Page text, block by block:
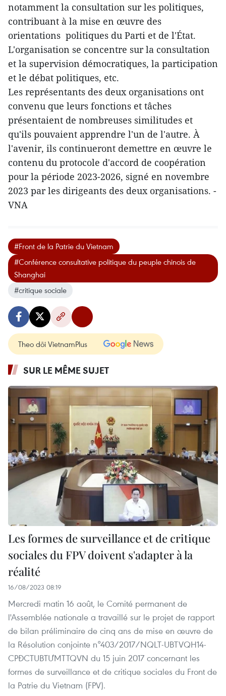
notamment la consultation sur les politiques,
contribuant à la mise en œuvre des
orientations politiques du Parti et de l'État.
L'organisation se concentre sur la consultation
et la supervision démocratiques, la participation
et le débat politiques, etc.
Les représentants des deux organisations ont
convenu que leurs fonctions et tâches
présentaient de nombreuses similitudes et
qu'ils pouvaient apprendre l'un de l'autre. À
l'avenir, ils continueront demettre en œuvre le
contenu du protocole d'accord de coopération
pour la période 2023-2026, signé en novembre
2023 par les dirigeants des deux organisations. -
VNA
#Front de la Patrie du Vietnam
#Conférence consultative politique du peuple chinois de
Shanghai
#critique sociale
Theo dõi VietnamPlus
SUR LE MÊME SUJET
Les formes de surveillance et de critique
sociales du FPV doivent s'adapter à la
réalité
16/08/2023 08:19
Mercredi matin 16 août, le Comité permanent de
l'Assemblée nationale a travaillé sur le projet de rapport
de bilan préliminaire de cinq ans de mise en œuvre de
la Résolution conjointe n°403/2017/NQLT-UBTVQH14-
CPĐCTUBTƯMTTQVN du 15 juin 2017 concernant les
formes de surveillance et de critique sociales du Front de
la Patrie du Vietnam (FPV).